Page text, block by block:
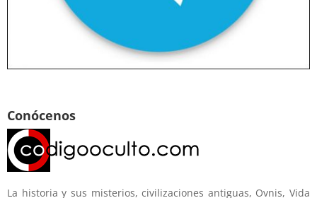
Conócenos
La historia y sus misterios, civilizaciones antiguas, Ovnis, Vida